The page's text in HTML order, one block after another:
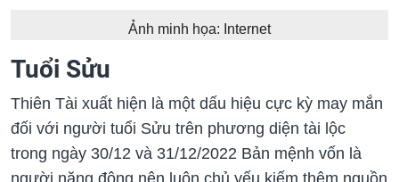
Ảnh minh họa: Internet
Tuổi Sửu
Thiên Tài xuất hiện là một dấu hiệu cực kỳ may mắn
đối với người tuổi Sửu trên phương diện tài lộc
trong ngày 30/12 và 31/12/2022 Bản mệnh vốn là